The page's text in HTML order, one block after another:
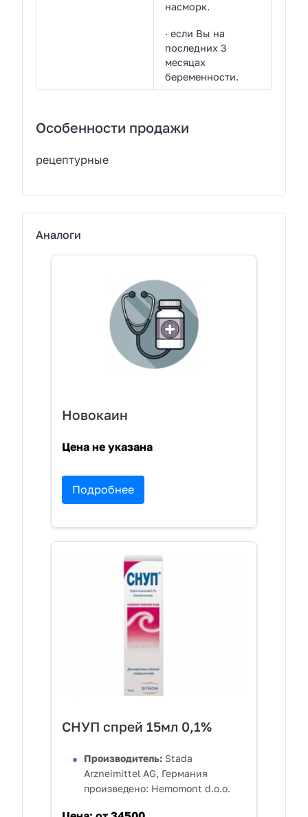
насморк.
· если Вы на
последних 3
месяцах
беременности.
Особенности продажи
рецептурные
Аналоги
Новокаин
Цена не указана
Подробнее
СНУП спрей 15мл 0,1%
Производитель: Stada
Arzneimittel AG, Германия
произведено: Hemomont d.o.o.